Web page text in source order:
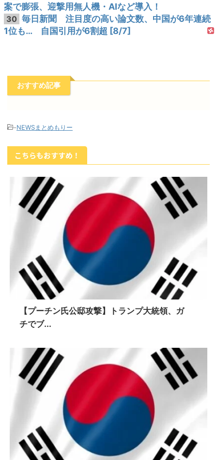
案で膨張、迎撃用無人機・AIなど導入！
30 毎日新聞 注目度の高い論文数、中国が6年連続
1位も… 自国引用が6割超 [8/7]
おすすめ記事
-NEWSまとめもりー
こちらもおすすめ！
【プーチン氏公邸攻撃】トランプ大統領、ガ
チでブ...